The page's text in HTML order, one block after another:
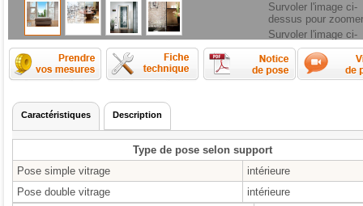
Survoler l'image ci-
dessus pour zoomer
Survoler l'image ci-
dessus pour zoomer
Comment prendre les mesures ?
Fiche technique
Caractéristiques Description
Type de pose selon support
Pose simple vitrage
intérieure
Pose double vitrage
intérieure